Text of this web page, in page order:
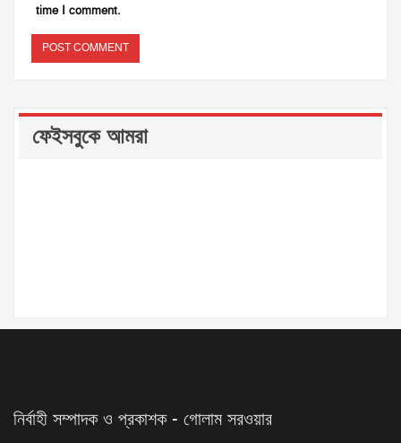
time I comment.
ফেইসবুকে আমরা
নির্বাহী সম্পাদক ও প্রকাশক - গোলাম সরওয়ার